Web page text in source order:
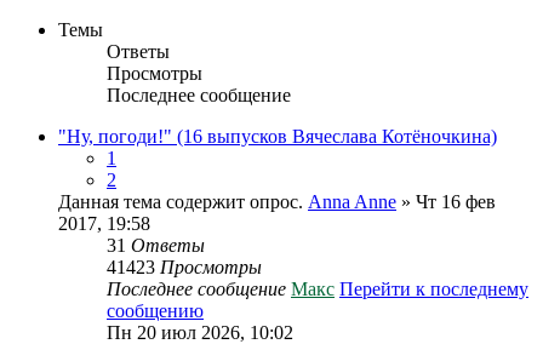
Темы
Ответы
Просмотры
Последнее сообщение
"Ну, погоди!" (16 выпусков Вячеслава Котёночкина)
1
2
Данная тема содержит опрос. Anna Anne » Чт 16 фев
2017, 19:58
31 Ответы
41423 Просмотры
Последнее сообщение Макс Перейти к последнему
сообщению
Пн 20 июл 2026, 10:02